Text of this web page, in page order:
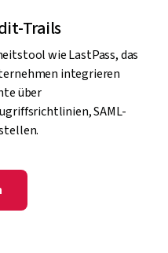
Trails
wie LastPass, das
integrieren
über
SAML-